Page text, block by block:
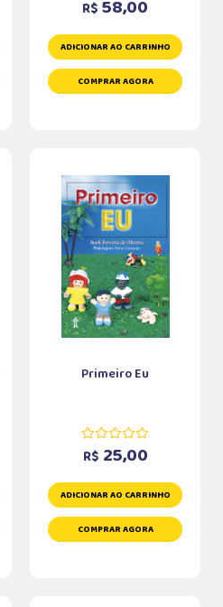
R$ 58,00
ADICIONAR AO CARRINHO
COMPRAR AGORA
Primeiro Eu
R$ 25,00
ADICIONAR AO CARRINHO
COMPRAR AGORA